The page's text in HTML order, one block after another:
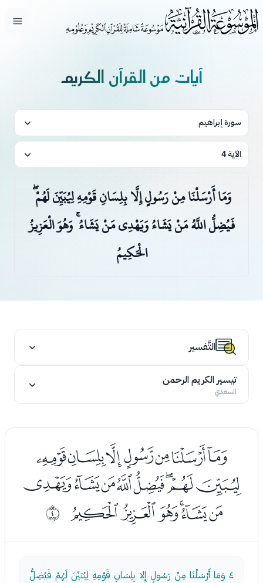
فتح
آيات من القرآن الكريم
سورة إبراهيم
الآية 4
وَمَا أَرْسَلْنَا مِنْ رَسُولٍ إِلَّا بِلِسَانِ قَوْمِهِ لِيُبَيِّنَ لَهُمْ ۖ
فَيُضِلُّ اللَّهُ مَنْ يَشَاءُ وَيَهْدِي مَنْ يَشَاءُ ۚ وَهُوَ الْعَزِيزُ
الْحَكِيمُ
التَّفسير
تيسير الكريم الرحمن
السعدي
ﮖﮗﮘﮙﮚﮛﮜ
ﮝﮞﮟﮠﮡﮢﮣﮤ
ﮥﮦﮧﮨﮩﮪ ﰃ
٤ وَمَا أَرْسَلْنَا مِنْ رَسُولٍ إِلا بِلِسَانِ قَوْمِهِ لِيُبَيِّنَ لَهُمْ فَيُضِلُّ